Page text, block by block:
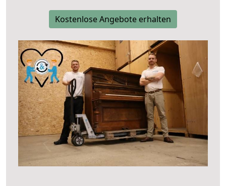
Kostenlose Angebote erhalten